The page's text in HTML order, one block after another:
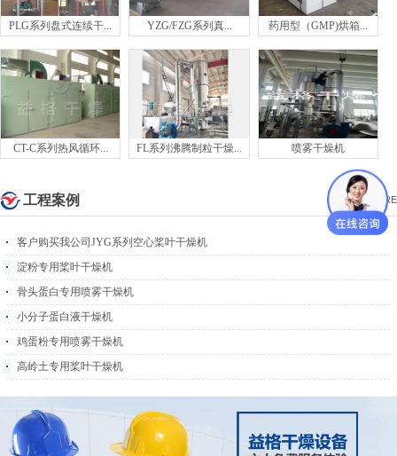
PLG系列盘式连续干... YZG/FZG系列真... 药用型（GMP)烘箱...
CT-C系列热风循环... FL系列沸腾制粒干燥... 喷雾干燥机
MORE
工程案例
客户购买我公司JYG系列空心桨叶干燥机
淀粉专用桨叶干燥机
骨头蛋白专用喷雾干燥机
小分子蛋白液干燥机
鸡蛋粉专用喷雾干燥机
高岭土专用桨叶干燥机